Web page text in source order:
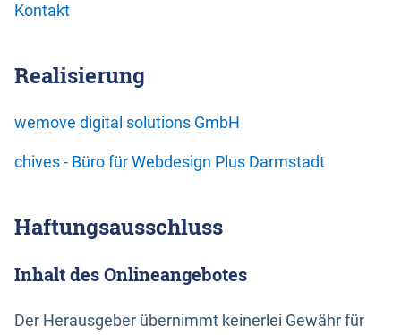
Kontakt
Realisierung
wemove digital solutions GmbH
chives - Büro für Webdesign Plus Darmstadt
Haftungsausschluss
Inhalt des Onlineangebotes
Der Herausgeber übernimmt keinerlei Gewähr für